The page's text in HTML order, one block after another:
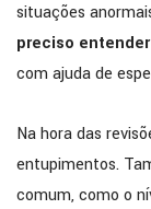
situações
preciso
com ajuda de
Na hora das
entupimentos.
comum, como o